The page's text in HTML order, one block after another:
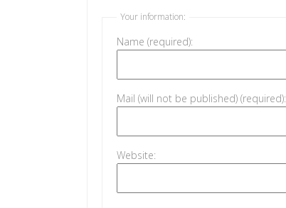
Your information:
Name (required):
Mail (will not be published) (required):
Website: